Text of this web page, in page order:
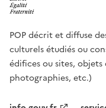
POP décrit et diffuse
culturels étudiés ou
édifices ou sites,
photographies, etc.)